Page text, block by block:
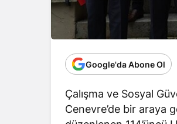
Google'da Abone Ol
Çalışma ve Sosyal
Cenevre’de bir araya